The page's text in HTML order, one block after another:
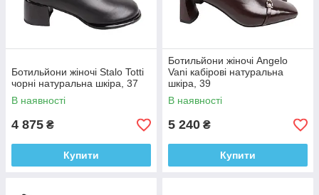
Ботильйони жіночі Stalo Totti
чорні натуральна шкіра, 37
В наявності
4 875 ₴
Купити
Ботильйони жіночі Angelo
Vani кабірові натуральна
шкіра, 39
В наявності
5 240 ₴
Купити